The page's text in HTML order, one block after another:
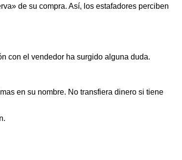
de su compra. Así, los estafadores perciben
con el vendedor ha surgido alguna duda.
en su nombre. No transfiera dinero si tiene